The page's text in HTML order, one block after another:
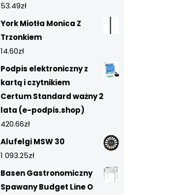
53.49zł
York Miotła Monica Z
Trzonkiem
14.60zł
Podpis elektroniczny z
kartą i czytnikiem
Certum Standard ważny 2
lata (e-podpis.shop)
420.66zł
Alufelgi MSW 30
1 093.25zł
Basen Gastronomiczny
Spawany Budget Line O